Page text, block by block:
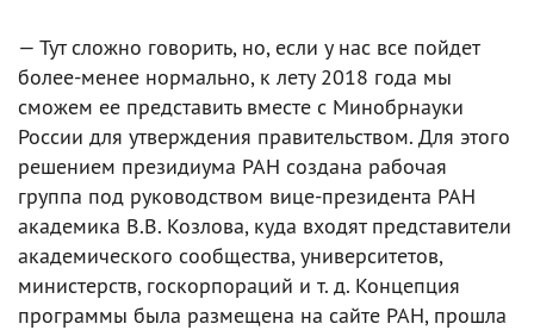
— Тут сложно говорить, но, если у нас все пойдет
более-менее нормально, к лету 2018 года мы
сможем ее представить вместе с Минобрнауки
России для утверждения правительством. Для этого
решением президиума РАН создана рабочая
группа под руководством вице-президента РАН
академика В.В. Козлова, куда входят представители
академического сообщества, университетов,
министерств, госкорпораций и т. д. Концепция
программы была размещена на сайте РАН, прошла